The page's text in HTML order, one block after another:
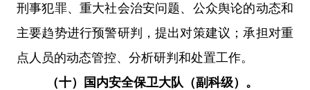
刑事犯罪、重大社会治安问题、公众舆论的动态和
主要趋势进行预警研判，提出对策建议；承担对重
点人员的动态管控、分析研判和处置工作。
（十）国内安全保卫大队（副科级）。